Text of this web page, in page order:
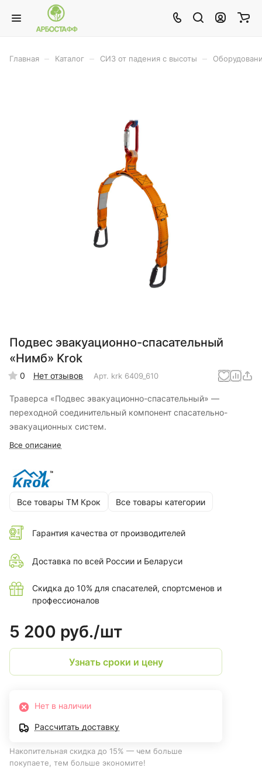
Главная Каталог СИЗ от падения с высоты
Подвес эвакуационно-спасательный
«Нимб» Krok
0 Нет отзывов Арт. krk 6409_610
Траверса «Подвес эвакуационно-спасательный» —
переходной соединительный компонент спасательно-
эвакуационных систем.
Все описание
Все товары ТМ Крок Все товары категории
Гарантия качества от производителей
Доставка по всей России и Беларуси
Скидка до 10% для спасателей, спортсменов и
профессионалов
5 200 руб./шт
Узнать сроки и цену
Нет в наличии
Рассчитать доставку
Накопительная скидка до 15% — чем больше
покупаете, тем больше экономите!